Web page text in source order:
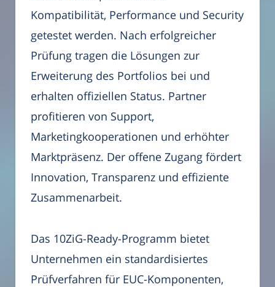
Kompatibilität, Performance und Security
getestet werden. Nach erfolgreicher
Prüfung tragen die Lösungen zur
Erweiterung des Portfolios bei und
erhalten offiziellen Status. Partner
profitieren von Support,
Marketingkooperationen und erhöhter
Marktpräsenz. Der offene Zugang fördert
Innovation, Transparenz und effiziente
Zusammenarbeit.
Das 10ZiG-Ready-Programm bietet
Unternehmen ein standardisiertes
Prüfverfahren für EUC-Komponenten,